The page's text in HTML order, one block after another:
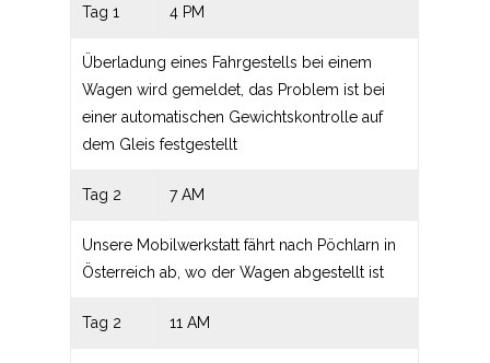
Tag 1 4 PM
Überladung eines Fahrgestells bei einem
Wagen wird gemeldet, das Problem ist bei
einer automatischen Gewichtskontrolle auf
dem Gleis festgestellt
Tag 2 7 AM
Unsere Mobilwerkstatt fährt nach Pöchlarn in
Österreich ab, wo der Wagen abgestellt ist
Tag 2 11 AM